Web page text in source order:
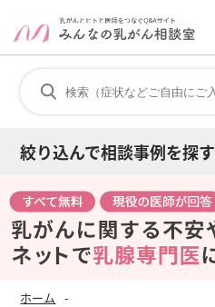
絞り込んで相談事例を探す
ホーム